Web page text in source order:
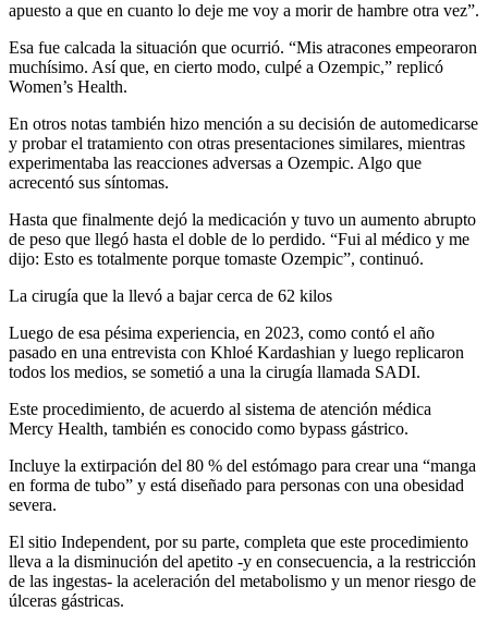
apuesto a que en cuanto lo deje me voy a morir de hambre otra vez”.
Esa fue calcada la situación que ocurrió. “Mis atracones empeoraron
muchísimo. Así que, en cierto modo, culpé a Ozempic,” replicó
Women’s Health.
En otros notas también hizo mención a su decisión de automedicarse
y probar el tratamiento con otras presentaciones similares, mientras
experimentaba las reacciones adversas a Ozempic. Algo que
acrecentó sus síntomas.
Hasta que finalmente dejó la medicación y tuvo un aumento abrupto
de peso que llegó hasta el doble de lo perdido. “Fui al médico y me
dijo: Esto es totalmente porque tomaste Ozempic”, continuó.
La cirugía que la llevó a bajar cerca de 62 kilos
Luego de esa pésima experiencia, en 2023, como contó el año
pasado en una entrevista con Khloé Kardashian y luego replicaron
todos los medios, se sometió a una la cirugía llamada SADI.
Este procedimiento, de acuerdo al sistema de atención médica
Mercy Health, también es conocido como bypass gástrico.
Incluye la extirpación del 80 % del estómago para crear una “manga
en forma de tubo” y está diseñado para personas con una obesidad
severa.
El sitio Independent, por su parte, completa que este procedimiento
lleva a la disminución del apetito -y en consecuencia, a la restricción
de las ingestas- la aceleración del metabolismo y un menor riesgo de
úlceras gástricas.